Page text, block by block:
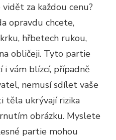
za každou cenu?
opravdu chcete,
hřbetech rukou,
obličeji. Tyto partie
vám blízcí, případně
nemusí sdílet vaše
těla ukrývají rizika
obrázku. Myslete
partie mohou